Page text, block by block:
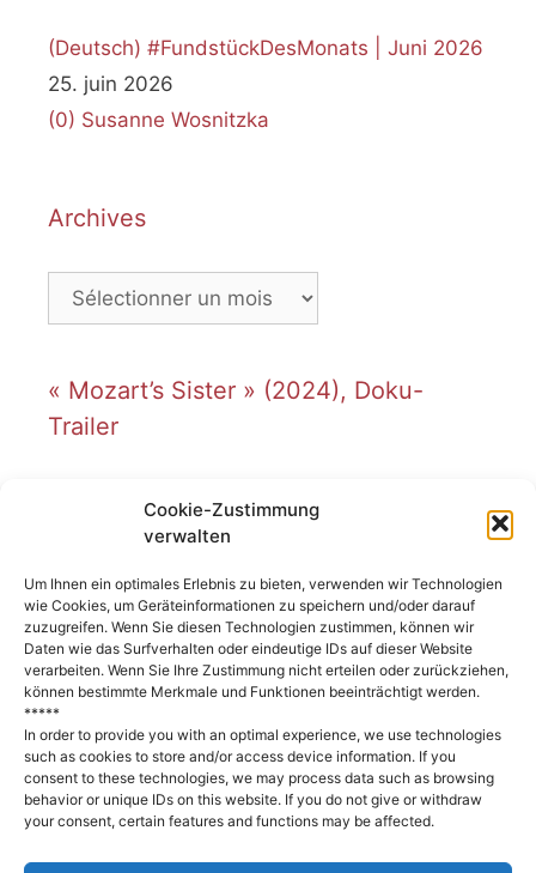
Cookie-Zustimmung
verwalten
Um Ihnen ein optimales Erlebnis zu bieten, verwenden wir Technologien
wie Cookies, um Geräteinformationen zu speichern und/oder darauf
zuzugreifen. Wenn Sie diesen Technologien zustimmen, können wir
Daten wie das Surfverhalten oder eindeutige IDs auf dieser Website
verarbeiten. Wenn Sie Ihre Zustimmung nicht erteilen oder zurückziehen,
können bestimmte Merkmale und Funktionen beeinträchtigt werden.
*****
In order to provide you with an optimal experience, we use technologies
such as cookies to store and/or access device information. If you
consent to these technologies, we may process data such as browsing
behavior or unique IDs on this website. If you do not give or withdraw
your consent, certain features and functions may be affected.
(Deutsch) #FundstückDesMonats | Juni 2026
25. juin 2026
(0) Susanne Wosnitzka
Archives
Archives
« Mozart’s Sister » (2024), Doku-
Trailer
(Deutsch) Engagiert für Vielfalt!